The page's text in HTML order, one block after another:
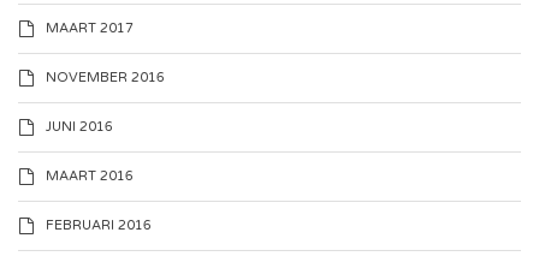
MAART 2017
NOVEMBER 2016
JUNI 2016
MAART 2016
FEBRUARI 2016